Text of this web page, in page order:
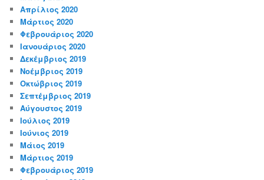
Απρίλιος 2020
Μάρτιος 2020
Φεβρουάριος 2020
Ιανουάριος 2020
Δεκέμβριος 2019
Νοέμβριος 2019
Οκτώβριος 2019
Σεπτέμβριος 2019
Αύγουστος 2019
Ιούλιος 2019
Ιούνιος 2019
Μάιος 2019
Μάρτιος 2019
Φεβρουάριος 2019